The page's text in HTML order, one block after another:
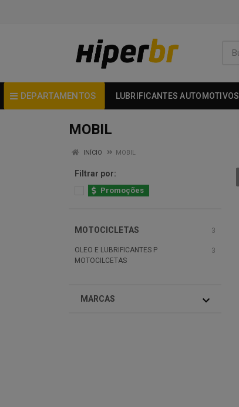
DEPARTAMENTOS LUBRIFICANTES AUTOMOTIVOS
MOBIL
INÍCIO MOBIL
Filtrar por:
Promoções
MOTOCICLETAS 3
OLEO E LUBRIFICANTES P
MOTOCILCETAS
3
MARCAS